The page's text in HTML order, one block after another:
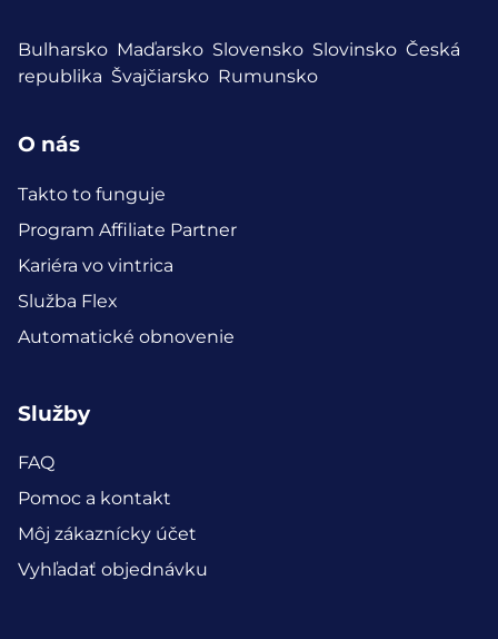
Bulharsko Maďarsko Slovensko Slovinsko Česká
republika Švajčiarsko Rumunsko
O nás
Takto to funguje
Program Affiliate Partner
Kariéra vo vintrica
Služba Flex
Automatické obnovenie
Služby
FAQ
Pomoc a kontakt
Môj zákaznícky účet
Vyhľadať objednávku